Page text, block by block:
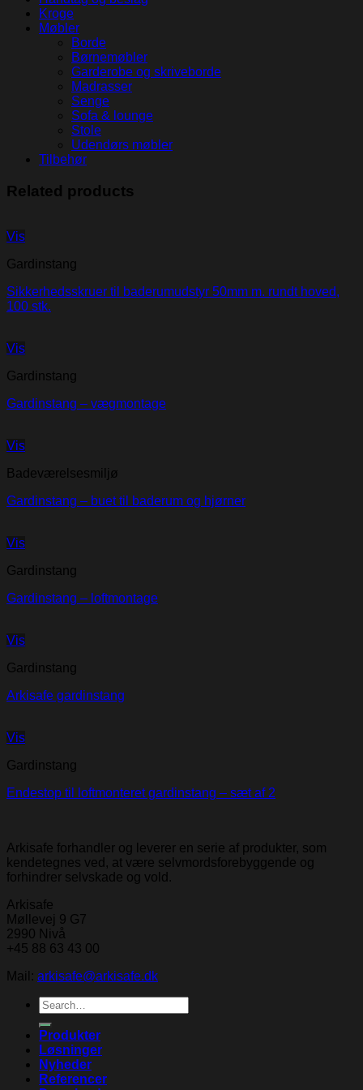
Kroge
Møbler
Borde
Børnemøbler
Garderobe og skriveborde
Madrasser
Senge
Sofa & lounge
Stole
Udendørs møbler
Tilbehør
Related products
Vis
Gardinstang
Sikkerhedsskruer til baderumudstyr 50mm m. rundt hoved,
100 stk.
Vis
Gardinstang
Gardinstang – vægmontage
Vis
Badeværelsesmiljø
Gardinstang – buet til baderum og hjørner
Vis
Gardinstang
Gardinstang – loftmontage
Vis
Gardinstang
Arkisafe gardinstang
Vis
Gardinstang
Endestop til loftmonteret gardinstang – sæt af 2
Arkisafe forhandler og leverer en serie af produkter, som
kendetegnes ved, at være selvmordsforebyggende og
forhindrer selvskade og vold.
Arkisafe
Møllevej 9 G7
2990 Nivå
+45 88 63 43 00
Mail: arkisafe@arkisafe.dk
Search
for:
Produkter
Løsninger
Nyheder
Referencer